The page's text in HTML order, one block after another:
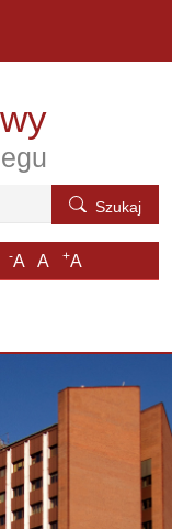
Szukaj
-A A +A